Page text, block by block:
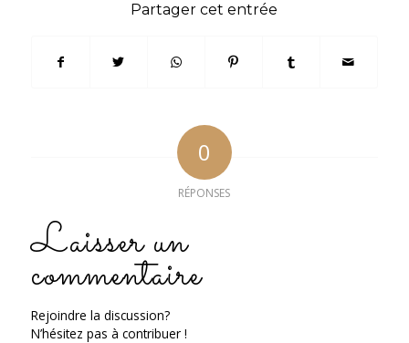
Partager cet entrée
0
RÉPONSES
Laisser un
commentaire
Rejoindre la discussion?
N’hésitez pas à contribuer !